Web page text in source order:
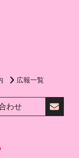
広報一覧
わせ